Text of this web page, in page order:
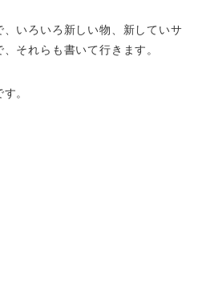
いろいろ新しい物、 新していサ
それらも書いて行きます。
。